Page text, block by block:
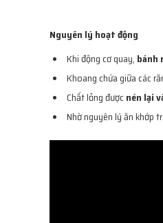
Nguyên lý hoạt động
Khi động cơ quay, bánh
Khoang chứa giữa các
Chất lỏng đượcnén lại
Nhờ nguyên lý ăn khớp